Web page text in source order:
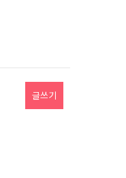
글쓰기